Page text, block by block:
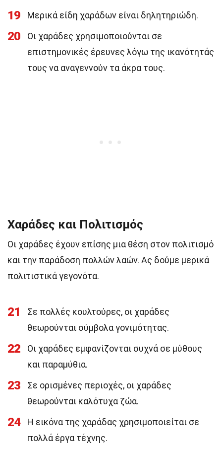
19 Μερικά είδη χαράδων είναι δηλητηριώδη.
20
Οι χαράδες χρησιμοποιούνται σε
επιστημονικές έρευνες λόγω της ικανότητάς
τους να αναγεννούν τα άκρα τους.
Χαράδες και Πολιτισμός
Οι χαράδες έχουν επίσης μια θέση στον πολιτισμό
και την παράδοση πολλών λαών. Ας δούμε μερικά
πολιτιστικά γεγονότα.
21
Σε πολλές κουλτούρες, οι χαράδες
θεωρούνται σύμβολα γονιμότητας.
22
Οι χαράδες εμφανίζονται συχνά σε μύθους
και παραμύθια.
23
Σε ορισμένες περιοχές, οι χαράδες
θεωρούνται καλότυχα ζώα.
24
Η εικόνα της χαράδας χρησιμοποιείται σε
πολλά έργα τέχνης.